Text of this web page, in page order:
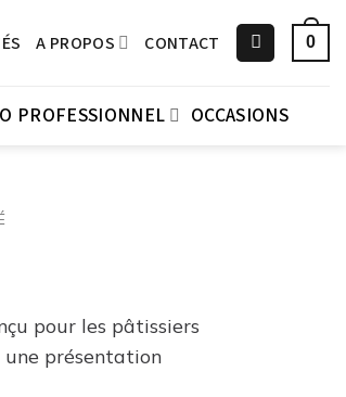
A PROPOS CONTACT 0
PROFESSIONNEL OCCASIONS
pour les pâtissiers
présentation